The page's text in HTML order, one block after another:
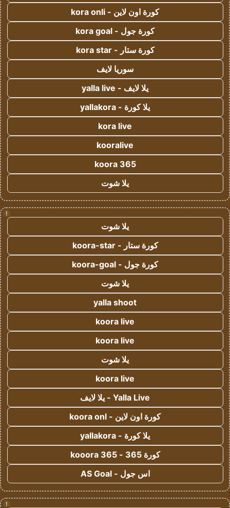
كورة اون لاين - kora onli
كورة جول - kora goal
كورة ستار - kora star
سوريا لايف
يلا لايف - yalla live
يلا كورة - yallakora
kora live
kooralive
koora 365
يلا شوت
!
يلا شوت
كورة ستار - koora-star
كورة جول - koora-goal
يلا شوت
yalla shoot
koora live
koora live
يلا شوت
koora live
Yalla Live - يلا لايف
كورة اون لاين - koora onl
يلا كورة - yallakora
كورة 365 - kooora 365
اس جول - AS Goal
!